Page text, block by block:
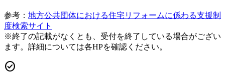
参考： 地方公共団体における住宅リフォームに係わる支援制
度検索サイト
※終了の記載がなくとも、受付を終了している場合がござい
ます。詳細については各HPを確認ください。
check_circle